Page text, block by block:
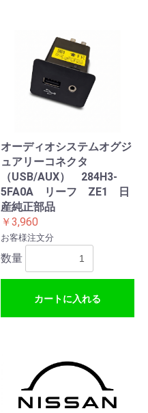
オーディオシステムオグジ
ュアリーコネクタ
（USB/AUX） 284H3-
5FA0A リーフ ZE1 日
産純正部品
￥3,960
お客様注文分
数量
カートに入れる